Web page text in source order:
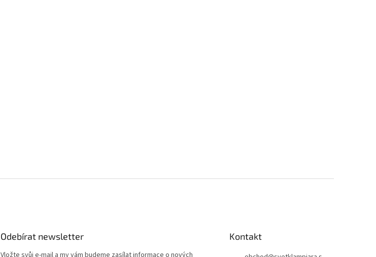
Odebírat newsletter
Vložte svůj e-mail a my vám budeme zasílat informace o nových
Kontakt